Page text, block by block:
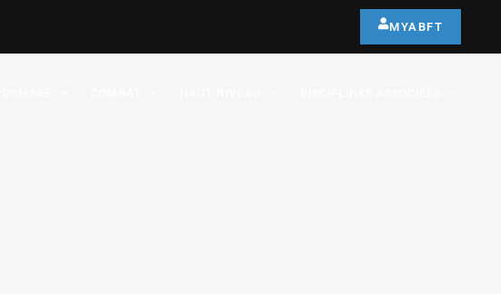
MYABFT